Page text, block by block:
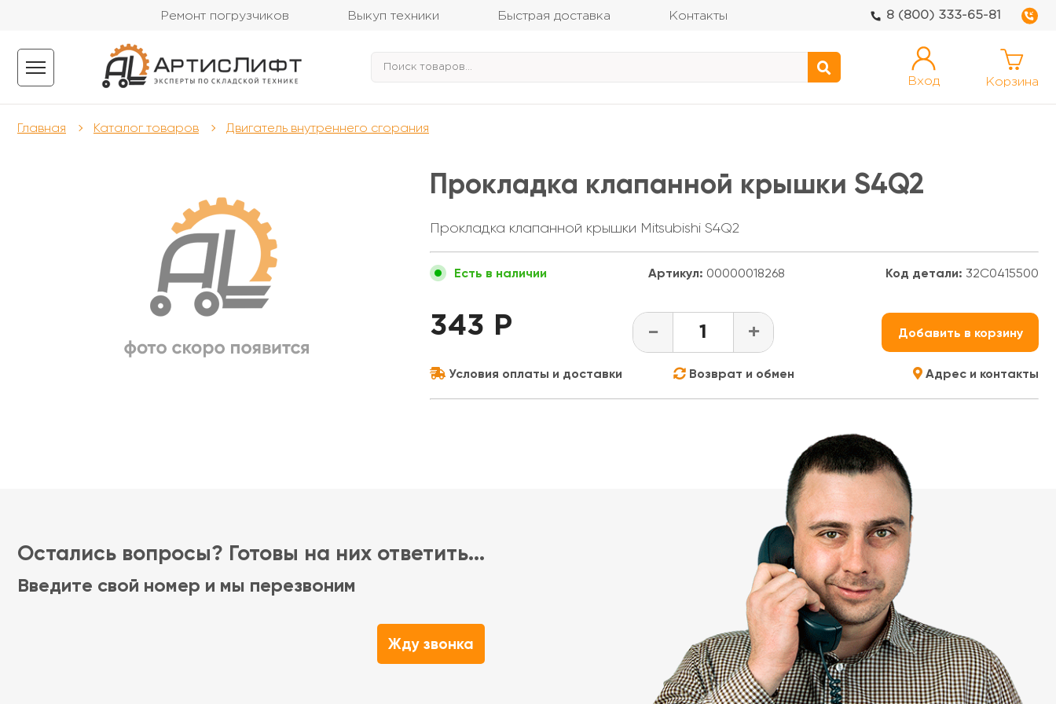
Ремонт погрузчиков Выкуп техники Быстрая доставка Контакты 8 (800) 333-65-81
Вход Корзина
Главная Каталог товаров Двигатель внутреннего сгорания
Прокладка клапанной крышки S4Q2
Прокладка клапанной крышки Mitsubishi S4Q2
Есть в наличии Артикул: 00000018268 Код детали: 32C0415500
343 Р - + Добавить в корзину
Условия оплаты и доставки Возврат и обмен Адрес и контакты
Остались вопросы? Готовы на них ответить...
Введите свой номер и мы перезвоним
Жду звонка